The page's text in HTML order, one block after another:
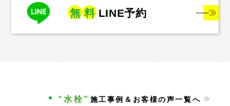
無 料 LINE予約
“水栓” 施工事例＆お客様の声一覧へ